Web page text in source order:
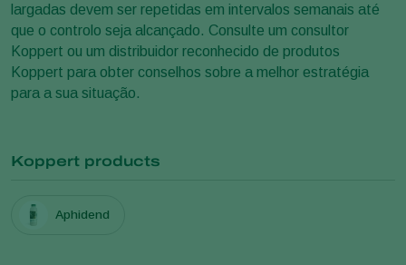
largadas devem ser repetidas em intervalos semanais até
que o controlo seja alcançado. Consulte um consultor
Koppert ou um distribuidor reconhecido de produtos
Koppert para obter conselhos sobre a melhor estratégia
para a sua situação.
Koppert products
Aphidend